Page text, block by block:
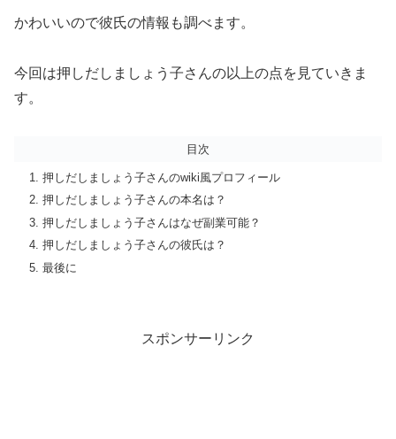
かわいいので彼氏の情報も調べます。
今回は押しだしましょう子さんの以上の点を見ていきま
す。
目次
押しだしましょう子さんのwiki風プロフィール
押しだしましょう子さんの本名は？
押しだしましょう子さんはなぜ副業可能？
押しだしましょう子さんの彼氏は？
最後に
スポンサーリンク